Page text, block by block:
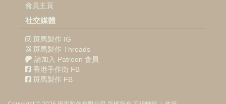
會員主頁
社交媒體
斑馬製作 IG
斑馬製作 Threads
請加入 Patreon 會員
香港手作街 FB
斑馬製作 FB